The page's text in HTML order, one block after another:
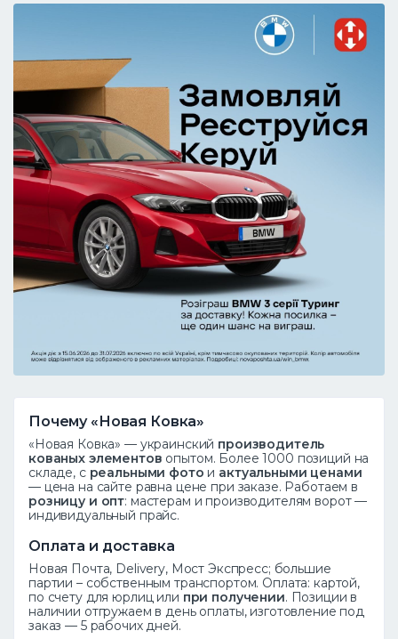
Почему «Новая Ковка»
«Новая Ковка» — украинский производитель
кованых элементов опытом. Более 1000 позиций на
складе, с реальными фото и актуальными ценами
— цена на сайте равна цене при заказе. Работаем в
розницу и опт: мастерам и производителям ворот —
индивидуальный прайс.
Оплата и доставка
Новая Почта, Delivery, Мост Экспресс; большие
партии – собственным транспортом. Оплата: картой,
по счету для юрлиц или при получении. Позиции в
наличии отгружаем в день оплаты, изготовление под
заказ — 5 рабочих дней.